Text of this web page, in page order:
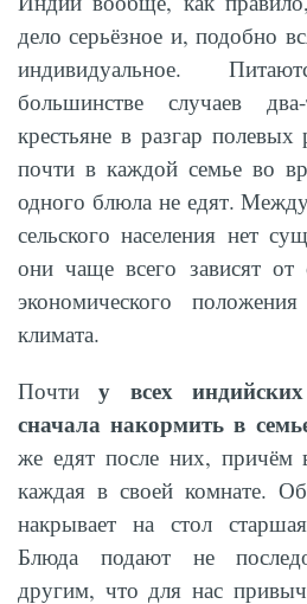
дело серьёзное и, подобно
индивидуальное.
большинстве случаев
крестьяне в разгар
почти в каждой семье во
одного блюла не едят.
сельского населения нет
они чаще всего зависят от
экономического
климата.
Почтиу всех
сначала накормить в
же едят после них,
каждая в своей комнате.
накрывает на стол
Блюда подают не
другим, что для нас